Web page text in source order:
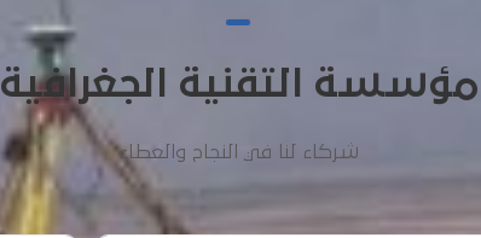
مؤسسة التقنية الجغرافية
شركاء لنا في النجاح والعطاء